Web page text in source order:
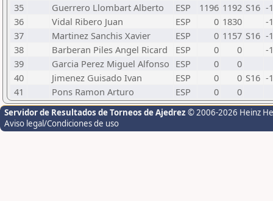
35
Guerrero Llombart Alberto ESP 1196 1192 S16 -
36
Vidal Ribero Juan ESP 0 1830
-
37
Martinez Sanchis Xavier ESP 0 1157 S16 -
38
Barberan Piles Angel Ricard ESP 0 0
-
39
Garcia Perez Miguel Alfonso ESP 0
0
40
Jimenez Guisado Ivan ESP 0 0 S16 -
41
Pons Ramon Arturo ESP 0 0
Servidor de Resultados de Torneos de Ajedrez © 2006-2026 Heinz
Aviso legal/Condiciones de uso